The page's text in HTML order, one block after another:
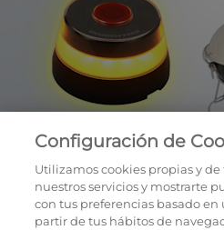
Configuración de
Utilizamos cookies propias y
nuestros servicios y mostrarte
con tus preferencias basado
partir de tus hábitos de